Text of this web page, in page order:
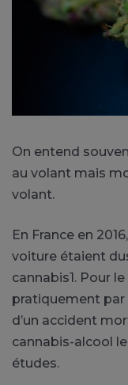
On entend
au volant mais
volant.
En France en
voiture étaient
cannabis1. Pour
pratiquement par
d’un accident
cannabis-alcool
études.